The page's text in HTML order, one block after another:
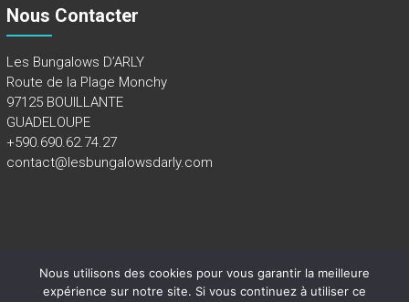
Nous Contacter
Les Bungalows D’ARLY
Route de la Plage Monchy
97125 BOUILLANTE
GUADELOUPE
+590.690.62.74.27
contact@lesbungalowsdarly.com
Copyright 2018 - Tous droits réservés -Mentions légales
Nous utilisons des cookies pour vous garantir la meilleure
expérience sur notre site. Si vous continuez à utiliser ce